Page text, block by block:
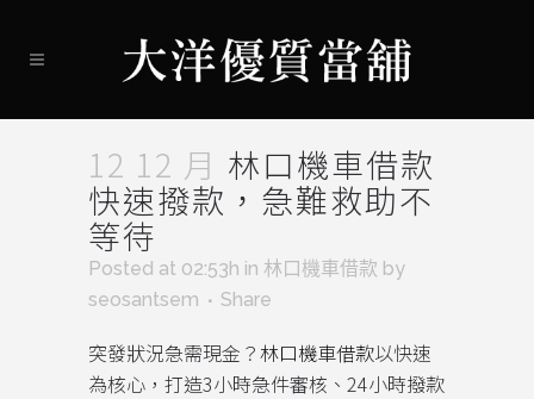
12 12 月 林口機車借款
快速撥款，急難救助不
等待​
Posted at 02:53h in 林口機車借款 by
seosantsem
Share
突發狀況急需現金？林口機車借款以快速
為核心，打造3小時急件審核、24小時撥款